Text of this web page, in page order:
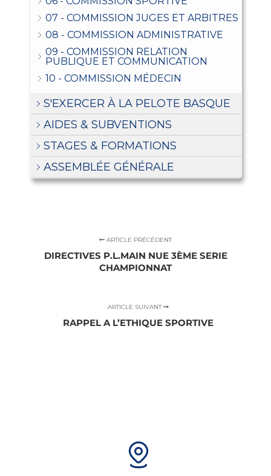
07 - COMMISSION JUGES ET ARBITRES
08 - COMMISSION ADMINISTRATIVE
09 - COMMISSION RELATION
PUBLIQUE ET COMMUNICATION
10 - COMMISSION MÉDECIN
S'EXERCER À LA PELOTE BASQUE
AIDES & SUBVENTIONS
STAGES & FORMATIONS
ASSEMBLÉE GÉNÉRALE
ARTICLE PRÉCÉDENT
DIRECTIVES P.L.MAIN NUE 3ÈME SERIE
CHAMPIONNAT
ARTICLE SUIVANT
RAPPEL A L’ETHIQUE SPORTIVE